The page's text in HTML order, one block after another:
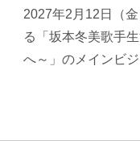
2027年2月12日（
る「坂本冬美歌手
へ～」のメインビ